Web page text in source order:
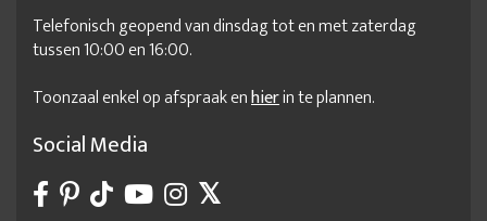
Telefonisch geopend van dinsdag tot en met zaterdag
tussen 10:00 en 16:00.
Toonzaal enkel op afspraak enhierin te plannen.
Social Media